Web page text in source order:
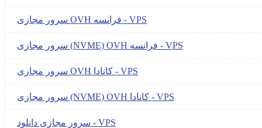
سرور مجازی OVH فرانسه - VPS
سرور مجازی (NVME) OVH فرانسه - VPS
سرور مجازی OVH کانادا - VPS
سرور مجازی (NVME) OVH کانادا - VPS
سرور مجازی دانلود - VPS